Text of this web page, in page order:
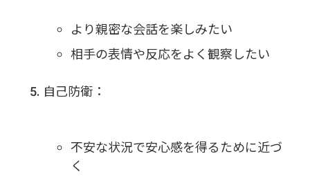
より親密な会話を楽しみたい
相手の表情や反応をよく観察したい
自己防衛：
不安な状況で安心感を得るために近づ
く